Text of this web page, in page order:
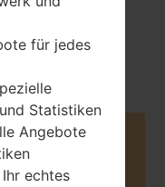
April, 2015
Amazon
für jedes
Statistiken
Angebote
echtes